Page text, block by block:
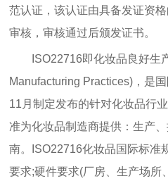
范认证，该认证由具备发证资
审核，审核通过后颁发证书。
ISO22716即化妆品良好生
Manufacturing Practices)，是
11月制定发布的针对化妆品行
准为化妆品制造商提供：生产
南。ISO22716化妆品国际标准
要求;硬件要求(厂房、生产场所